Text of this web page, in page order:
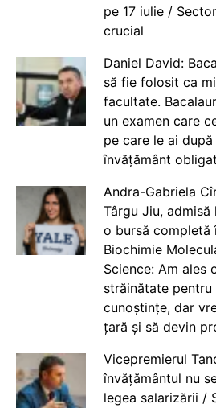
pe 17 iulie /
crucial
Daniel David:
să fie folosit ca
facultate.
un examen care
pe care le ai
învățământ
Andra-Gabriela
Târgu Jiu,
o bursă completă
Biochimie
Science: Am ales
străinătate
cunoștințe, dar
țară și să devin
Vicepremierul
învățământul nu
legea salarizării /